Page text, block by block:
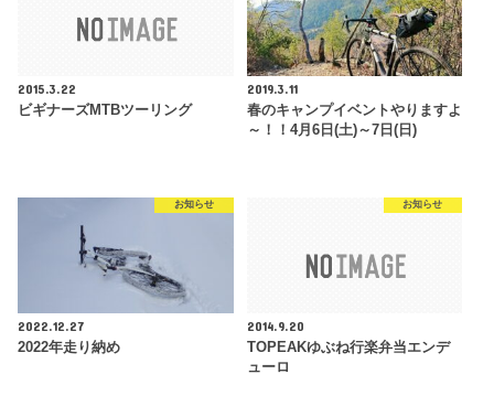
2015.3.22
ビギナーズMTBツーリング
2019.3.11
春のキャンプイベントやりますよ
～！！4月6日(土)～7日(日)
お知らせ
2022.12.27
2022年走り納め
お知らせ
2014.9.20
TOPEAKゆぶね行楽弁当エンデ
ューロ